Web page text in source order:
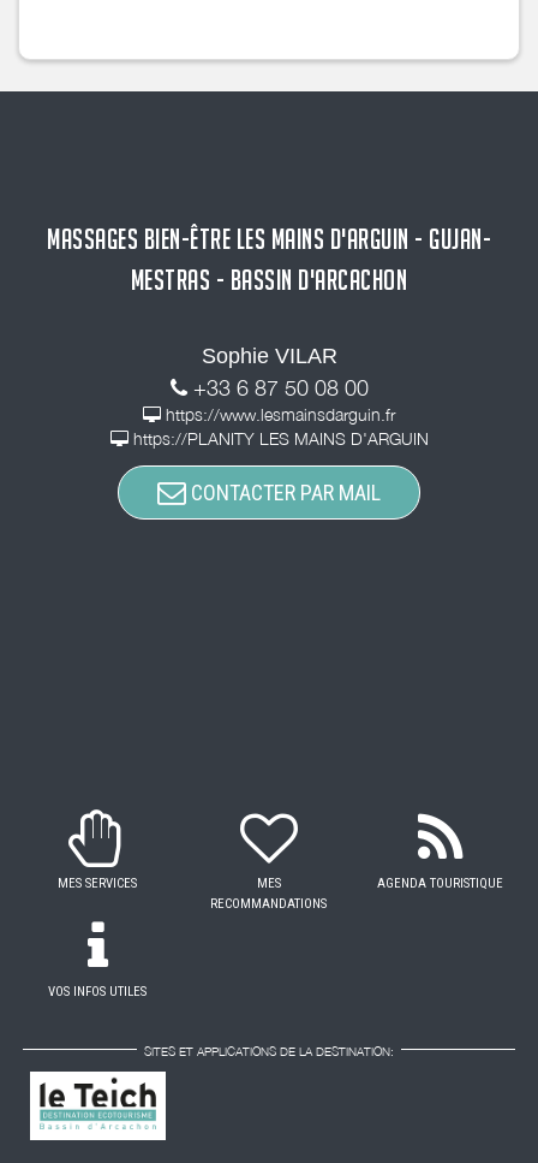
MASSAGES BIEN-ÊTRE LES MAINS D'ARGUIN - GUJAN-
MESTRAS - BASSIN D'ARCACHON
Sophie VILAR
+33 6 87 50 08 00
https://www.lesmainsdarguin.fr
https://PLANITY LES MAINS D'ARGUIN
CONTACTER PAR MAIL
MES SERVICES
MES
RECOMMANDATIONS
AGENDA TOURISTIQUE
VOS INFOS UTILES
SITES ET APPLICATIONS DE LA DESTINATION: